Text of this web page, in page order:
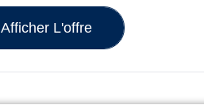
Afficher L'offre